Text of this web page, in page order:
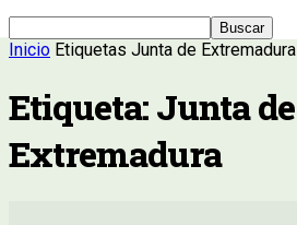
Inicio Etiquetas Junta de Extremadura
Etiqueta: Junta de
Extremadura